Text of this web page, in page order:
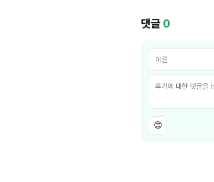
댓글 0
😊